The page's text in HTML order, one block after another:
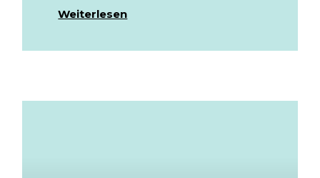
Weiterlesen